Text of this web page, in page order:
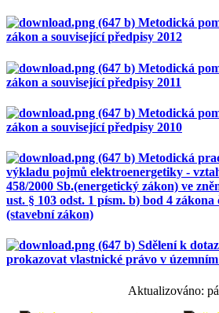
Metodická
zákon a související předpisy 2012
Metodická
zákon a související předpisy 2011
Metodická
zákon a související předpisy 2010
Metodická
výkladu pojmů elektroenergetiky -
458/2000 Sb.(energetický zákon) ve
ust. § 103 odst. 1 písm. b) bod 4 zákona
(stavební zákon)
Sdělení k
prokazovat vlastnické právo v
Aktualizováno: